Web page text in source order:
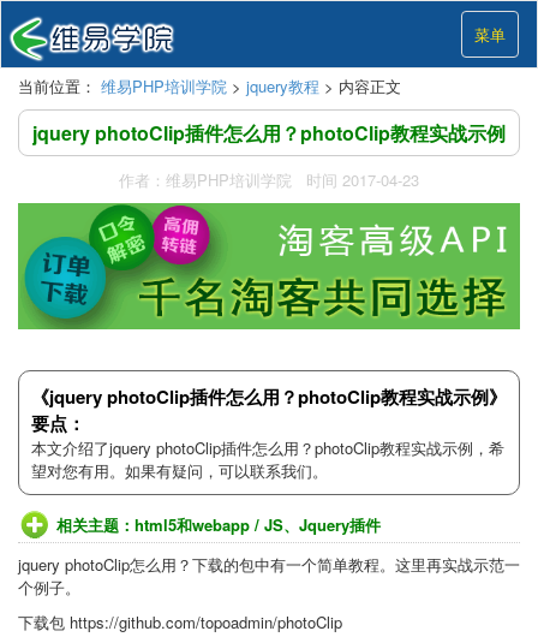
菜单
当前位置： 维易PHP培训学院 > jquery教程 > 内容正文
jquery photoClip插件怎么用？photoClip教程实战示例
作者：维易PHP培训学院 时间 2017-04-23
《jquery photoClip插件怎么用？photoClip教程实战示例》
要点：
本文介绍了jquery photoClip插件怎么用？photoClip教程实战示例，希
望对您有用。如果有疑问，可以联系我们。
相关主题： html5和webapp / JS、Jquery插件
jquery photoClip怎么用？下载的包中有一个简单教程。这里再实战示范一
个例子。
下载包 https://github.com/topoadmin/photoClip